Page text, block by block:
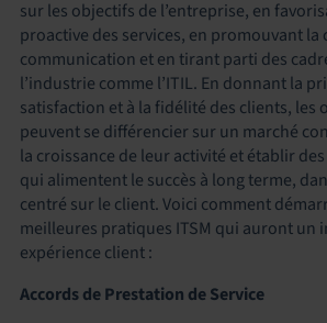
sur les objectifs de l’entreprise, en
proactive des services, en promouvant
communication et en tirant parti des
l’industrie comme l’ITIL. En donnant la
satisfaction et à la fidélité des clients, les
peuvent se différencier sur un marché
la croissance de leur activité et établir
qui alimentent le succès à long terme,
centré sur le client. Voici comment
meilleures pratiques ITSM qui auront un
expérience client :
Accords de Prestation de Service